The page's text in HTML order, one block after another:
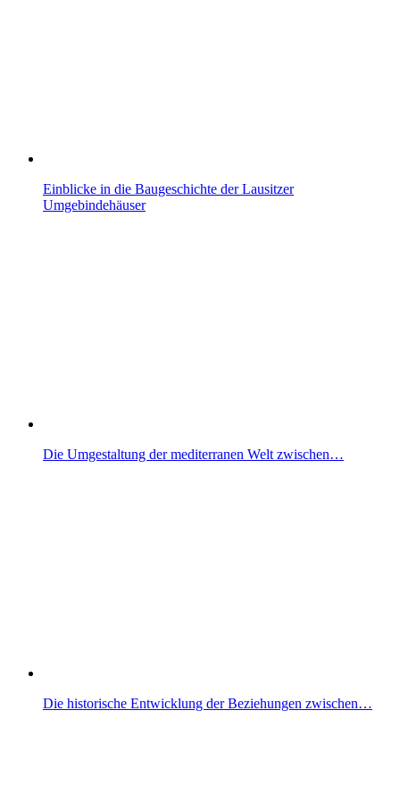
Einblicke in die Baugeschichte der Lausitzer
Umgebindehäuser
Die Umgestaltung der mediterranen Welt zwischen…
Die historische Entwicklung der Beziehungen zwischen…